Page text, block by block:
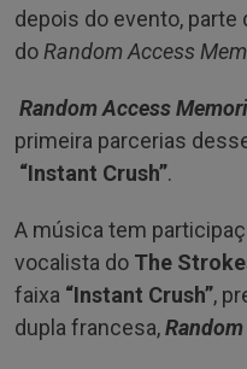
depois do evento, parte
do Random Access
Random Access
primeira parcerias
“Instant Crush”.
A música tem
vocalista do The
faixa “Instant Crush”,
dupla francesa,